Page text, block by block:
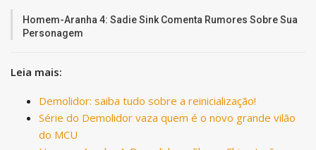
Homem-Aranha 4: Sadie Sink Comenta Rumores Sobre Sua
Personagem
Leia mais:
Demolidor: saiba tudo sobre a reinicialização!
Série do Demolidor vaza quem é o novo grande vilão
do MCU